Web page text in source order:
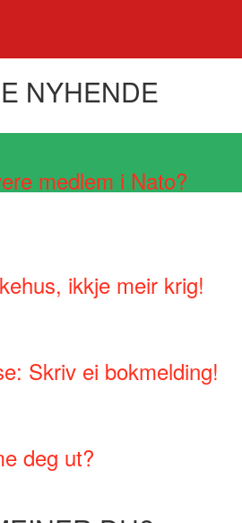
NYHENDE
medlem i Nato?
ikkje meir krig!
Skriv ei bokmelding!
deg ut?